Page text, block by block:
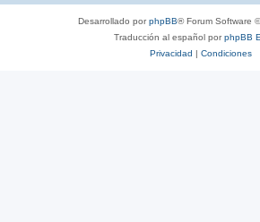
Desarrollado porphpBB® Forum Software
Traducción al español porphpBB
Privacidad | Condiciones